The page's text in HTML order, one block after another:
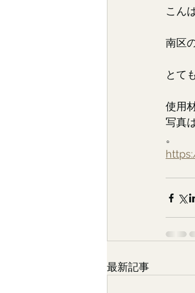
こん
南区
とて
使用
写真
。
最新記事